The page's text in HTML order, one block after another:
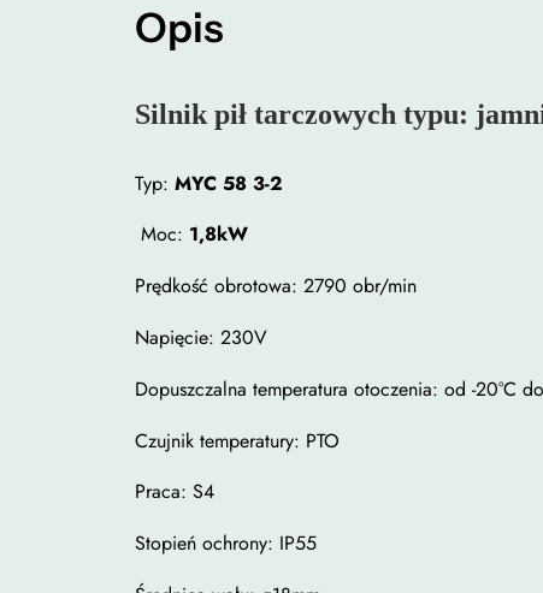
Opis
Silnik pił tarczowych typu:
Typ: MYC 58 3-2
Moc: 1,8kW
Prędkość obrotowa: 2790 obr/min
Napięcie: 230V
Dopuszczalna temperatura otoczenia: od -20°C
Czujnik temperatury: PTO
Praca: S4
Stopień ochrony: IP55